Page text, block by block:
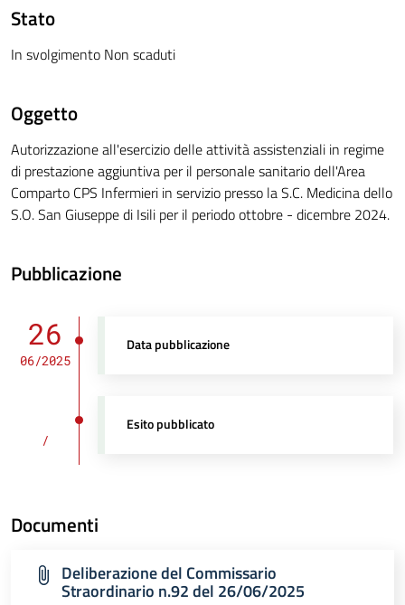
Stato
In svolgimento Non scaduti
Oggetto
Autorizzazione all'esercizio delle attività assistenziali in regime
di prestazione aggiuntiva per il personale sanitario dell'Area
Comparto CPS Infermieri in servizio presso la S.C. Medicina dello
S.O. San Giuseppe di Isili per il periodo ottobre - dicembre 2024.
Pubblicazione
26
06/2025
Data pubblicazione
/
Esito pubblicato
Documenti
Deliberazione del Commissario
Straordinario n.92 del 26/06/2025